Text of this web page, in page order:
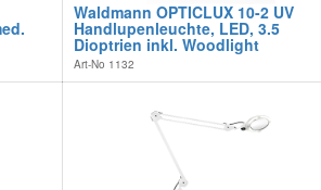
Waldmann OPTICLUX 10-2 UV
Handlupenleuchte, LED, 3.5
Dioptrien inkl. Woodlight
Art-No 1132